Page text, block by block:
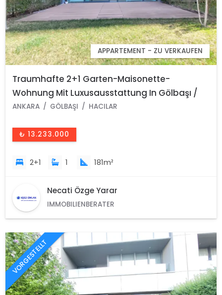
APPARTEMENT - ZU VERKAUFEN
Traumhafte 2+1 Garten-Maisonette-
Wohnung Mit Luxusausstattung In Gölbaşı /
Ankara /Türkei
ANKARA GÖLBAŞI HACILAR
₺ 13.233.000
2+1 1 181m²
Necati Özge Yarar
IMMOBILIENBERATER
VORGESTELLT